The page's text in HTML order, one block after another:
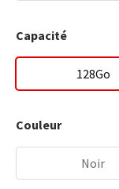
Capacité
128Go
Couleur
Noir